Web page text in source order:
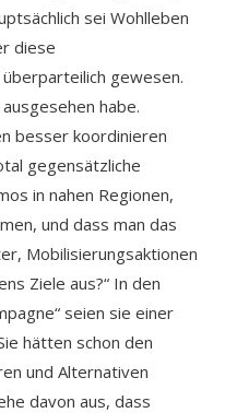
sei Wohlleben
diese
überparteilich gewesen.
habe.
besser koordinieren
gegensätzliche
in nahen Regionen,
und dass man das
Mobilisierungsaktionen
Ziele aus?“ In den
seien sie einer
hätten schon den
und Alternativen
davon aus, dass